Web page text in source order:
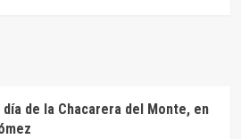
de la Chacarera del Monte, en